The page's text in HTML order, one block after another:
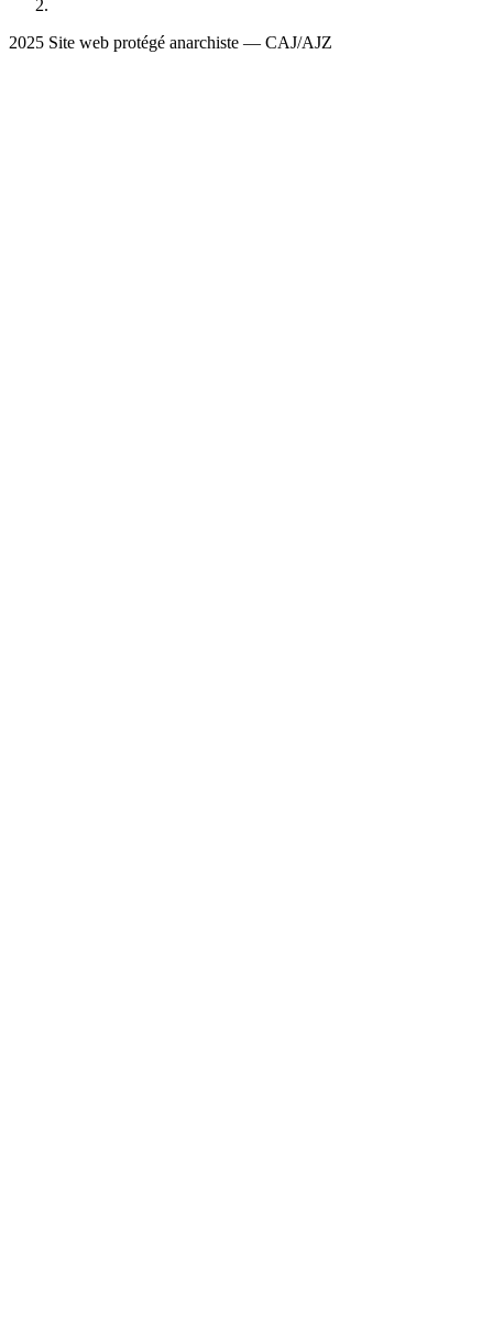
2025 Site web protégé anarchiste — CAJ/AJZ